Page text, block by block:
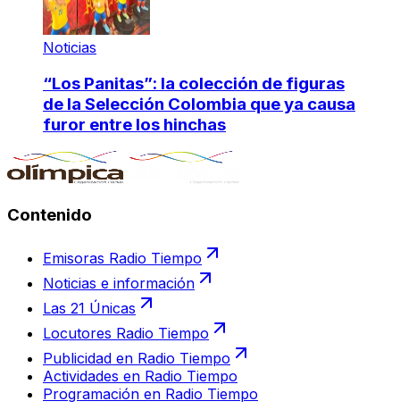
Noticias
“Los Panitas”: la colección de figuras
de la Selección Colombia que ya causa
furor entre los hinchas
Contenido
Emisoras Radio Tiempo
Noticias e información
Las 21 Únicas
Locutores Radio Tiempo
Publicidad en Radio Tiempo
Actividades en Radio Tiempo
Programación en Radio Tiempo